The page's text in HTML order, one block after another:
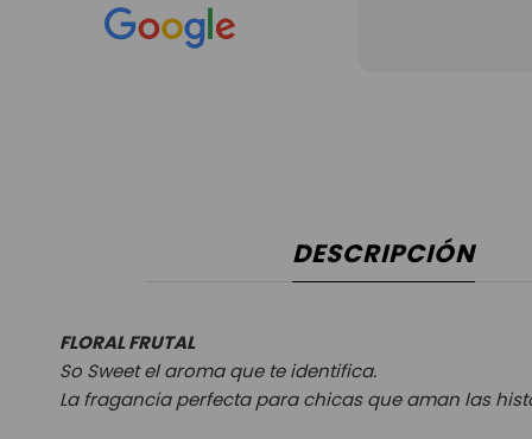
DESCRIPCIÓN
FLORAL FRUTAL
So Sweetel aroma que te identifica.
La fragancia perfecta para chicas que aman las